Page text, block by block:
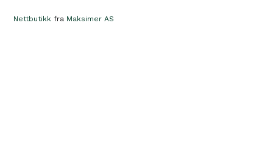
Nettbutikk fra Maksimer AS